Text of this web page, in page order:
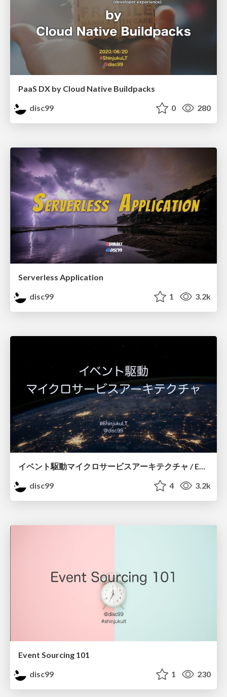
PaaS DX by Cloud Native Buildpacks
disc99
0 280
Serverless Application
disc99
1 3.2k
disc99
4 3.2k
Event Sourcing 101
disc99
1 230